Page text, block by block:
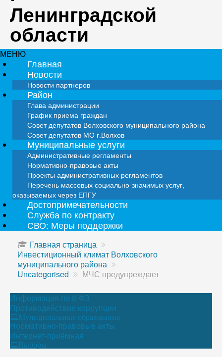
Ленинградской
области
МЕНЮ
Главная
Новости
Новости партнеров
Район
Глава администрации
График приема граждан
Совет депутатов Волховского муниципального района
Совет депутатов МО г.Волхов
Муниципальные услуги
Административные регламенты
Нормативно-правовые акты
Проекты административных регламентов
Перечень массовых социально-значимых услуг,
оказываемых через ЕПГУ
Достопримечательности
Служба по контракту
СВО: Меры поддержки
Главная страница
Инвестиционный климат Волховского
муниципального района
Uncategorised
МЧС предупреждает
Информация по 8-ФЗ
Противодействие коррупции
Муниципальные образования
Нормативно-правовые акты
Интернет-приёмная
Выборы